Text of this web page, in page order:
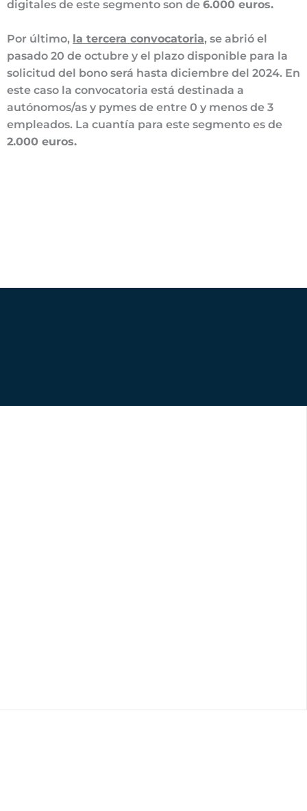
digitales de este segmento son de 6.000 euros.
Por último, la tercera convocatoria, se abrió el
pasado 20 de octubre y el plazo disponible para la
solicitud del bono será hasta diciembre del 2024. En
este caso la convocatoria está destinada a
autónomos/as y pymes de entre 0 y menos de 3
empleados. La cuantía para este segmento es de
2.000 euros.